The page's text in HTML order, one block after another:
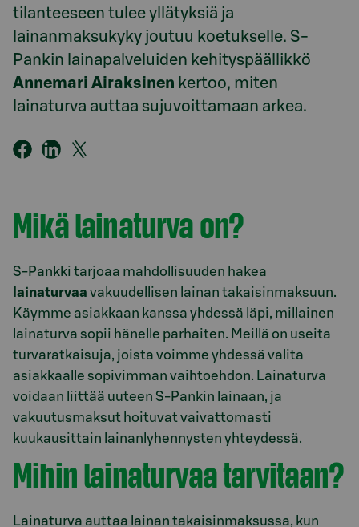
tilanteeseen tulee yllätyksiä ja
lainanmaksukyky joutuu koetukselle. S-
Pankin lainapalveluiden kehityspäällikkö
Annemari Airaksinen kertoo, miten
lainaturva auttaa sujuvoittamaan arkea.
Mikä lainaturva on?
S-Pankki tarjoaa mahdollisuuden hakea
lainaturvaa vakuudellisen lainan takaisinmaksuun.
Käymme asiakkaan kanssa yhdessä läpi, millainen
lainaturva sopii hänelle parhaiten. Meillä on useita
turvaratkaisuja, joista voimme yhdessä valita
asiakkaalle sopivimman vaihtoehdon. Lainaturva
voidaan liittää uuteen S-Pankin lainaan, ja
vakuutusmaksut hoituvat vaivattomasti
kuukausittain lainanlyhennysten yhteydessä.
Mihin lainaturvaa tarvitaan?
Lainaturva auttaa lainan takaisinmaksussa, kun